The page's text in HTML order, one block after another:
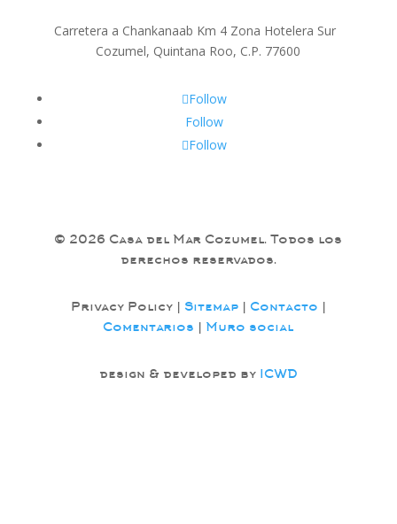
Carretera a Chankanaab Km 4 Zona Hotelera Sur
Cozumel, Quintana Roo, C.P. 77600
Follow
Follow
Follow
© 2026 Casa del Mar Cozumel. Todos los
derechos reservados.
Privacy Policy | Sitemap| Contacto
Comentarios
Muro social
design & developed by ICWD